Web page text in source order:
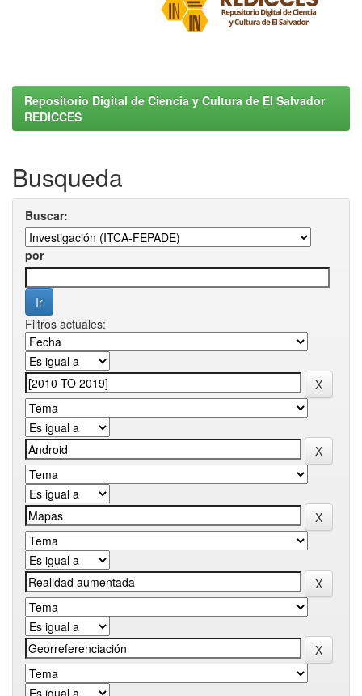
Repositorio Digital de Ciencia y Cultura de El Salvador
REDICCES
Busqueda
Buscar:
por
Filtros actuales: